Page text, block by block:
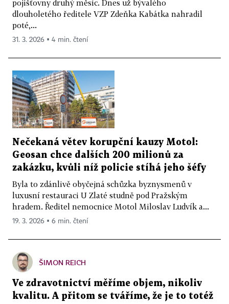
pojišťovny druhý měsíc. Dnes už bývalého
dlouholetého ředitele VZP Zdeňka Kabátka nahradil
poté,...
31. 3. 2026 ▪ 4 min. čtení
Nečekaná větev korupční kauzy Motol:
Geosan chce dalších 200 milionů za
zakázku, kvůli níž policie stíhá jeho šéfy
Byla to zdánlivě obyčejná schůzka byznysmenů v
luxusní restauraci U Zlaté studně pod Pražským
hradem. Ředitel nemocnice Motol Miloslav Ludvík a...
19. 3. 2026 ▪ 6 min. čtení
ŠIMON REICH
Ve zdravotnictví měříme objem, nikoliv
kvalitu. A přitom se tváříme, že je to totéž